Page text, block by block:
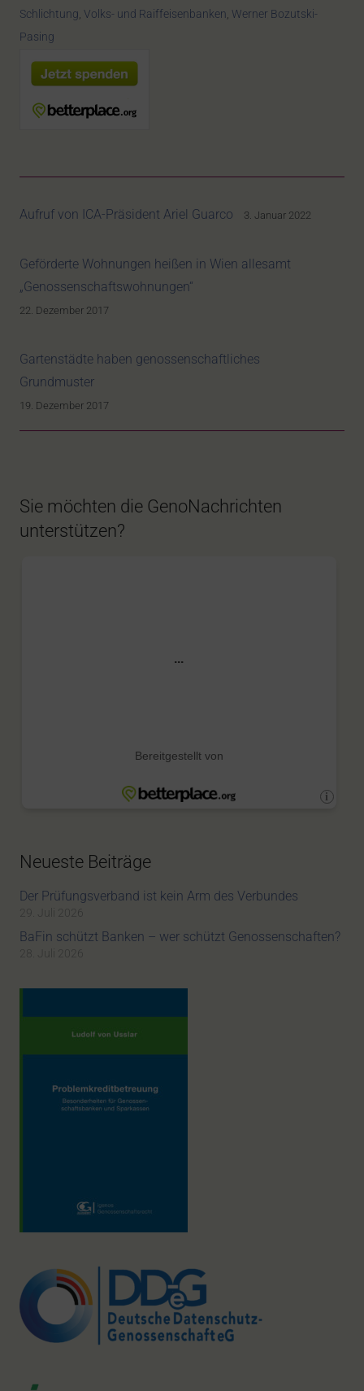
Schlichtung, Volks- und Raiffeisenbanken, Werner Bozutski-
Pasing
Aufruf von ICA-Präsident Ariel Guarco 3. Januar 2022
Geförderte Wohnungen heißen in Wien allesamt
„Genossenschaftswohnungen“
22. Dezember 2017
Gartenstädte haben genossenschaftliches
Grundmuster
19. Dezember 2017
Sie möchten die GenoNachrichten
unterstützen?
Neueste Beiträge
Der Prüfungsverband ist kein Arm des Verbundes
29. Juli 2026
BaFin schützt Banken – wer schützt Genossenschaften?
28. Juli 2026